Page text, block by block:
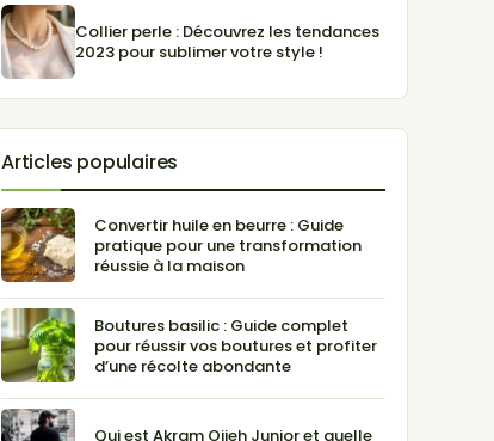
Collier perle : Découvrez les tendances
2023 pour sublimer votre style !
Articles populaires
Convertir huile en beurre : Guide
pratique pour une transformation
réussie à la maison
Boutures basilic : Guide complet
pour réussir vos boutures et profiter
d’une récolte abondante
Qui est Akram Ojjeh Junior et quelle